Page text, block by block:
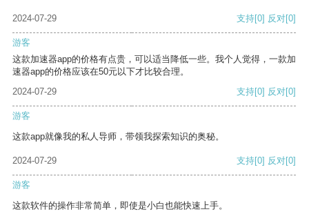
2024-07-29 支持[0] 反对[0]
游客
这款加速器app的价格有点贵，可以适当降低一些。我个人觉得，一款加
速器app的价格应该在50元以下才比较合理。
2024-07-29
支持[0] 反对[0]
游客
这款app就像我的私人导师，带领我探索知识的奥秘。
2024-07-29 支持[0] 反对[0]
游客
这款软件的操作非常简单，即使是小白也能快速上手。